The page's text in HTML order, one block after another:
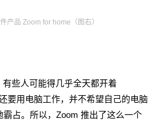
产品 Zoom for home（图右）
些人可能得几乎全天都开着
要用电脑工作，并不希望自己的电脑
霸占。所以，Zoom 推出了这么一个